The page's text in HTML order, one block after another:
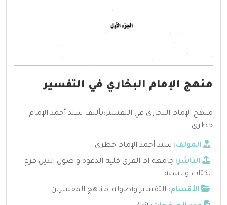
منهج الإمام البخاري في التفسير
منهج الإمام البخاري في التفسير:تأليف:سيد أحمد الإمام
خطري
المؤلف: سيد أحمد الإمام خطري
الناشر: جامعة ام القرى كلية الدعوه واصول الدين فرع
الكتاب والسنه
الأقسام: التفسير وأصوله, مناهج المفسرين